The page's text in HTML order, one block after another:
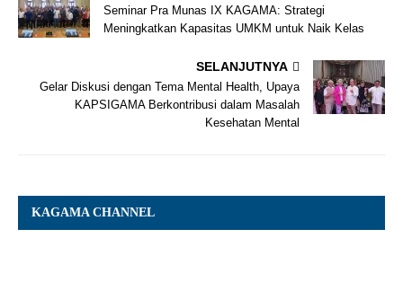
Seminar Pra Munas IX KAGAMA: Strategi
Meningkatkan Kapasitas UMKM untuk Naik Kelas
SELANJUTNYA
Gelar Diskusi dengan Tema Mental Health, Upaya
KAPSIGAMA Berkontribusi dalam Masalah
Kesehatan Mental
KAGAMA CHANNEL